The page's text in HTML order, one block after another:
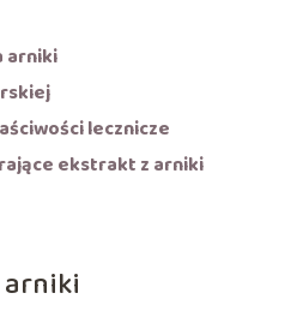
arniki
lecznicze
ekstrakt z arniki